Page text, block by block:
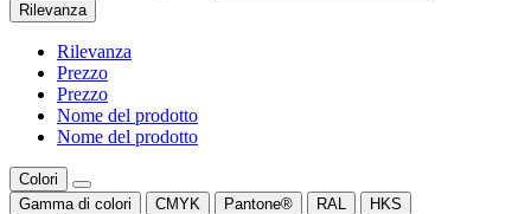
Rilevanza
Rilevanza
Prezzo
Prezzo
Nome del prodotto
Nome del prodotto
Colori
Gamma di colori
CMYK Pantone® RAL HKS